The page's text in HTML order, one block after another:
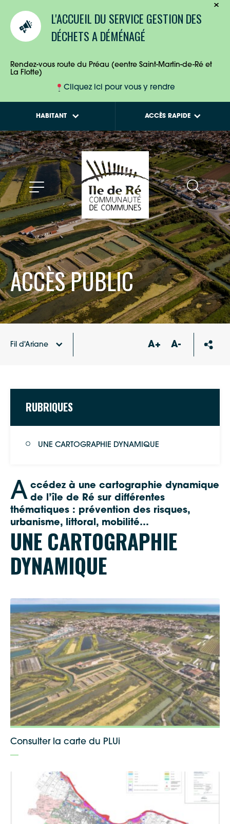
L'ACCUEIL DU SERVICE GESTION DES
DÉCHETS A DÉMÉNAGÉ
Rendez-vous route du Préau (eentre Saint-Martin-de-Ré et
La Flotte)
Cliquez ici pour vous y rendre
HABITANT
ENTREPRISES
ACCÈS PUBLIC
collecte des déchets
ACCÈS RAPIDE
Fil d'Ariane A+ A-
RUBRIQUES
UNE CARTOGRAPHIE DYNAMIQUE
A ccédez à une cartographie dynamique
de l’île de Ré sur différentes
thématiques : prévention des risques,
urbanisme, littoral, mobilité…
UNE CARTOGRAPHIE
DYNAMIQUE
Consulter la carte du PLUi